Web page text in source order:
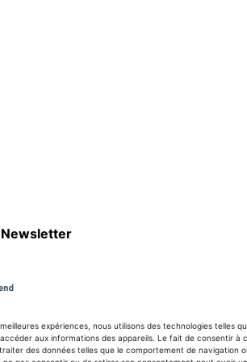
expériences, nous utilisons des technologies telles
aux informations des appareils. Le fait de consentir à
des données telles que le comportement de navigation
Newsletter
S'abboner